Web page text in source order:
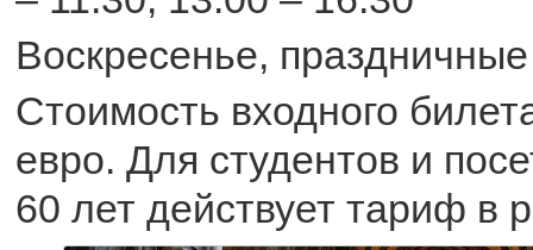
Воскресенье,
Стоимость входного
евро. Для студентов и
60 лет действует тариф в